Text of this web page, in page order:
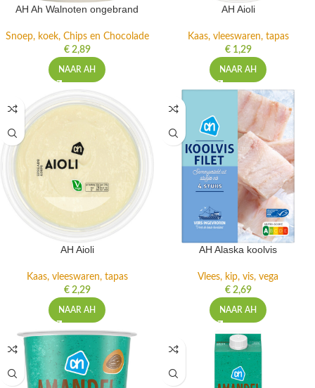
AH Ah Walnoten ongebrand
Snoep, koek, Chips en Chocolade
€2,89
NAAR AH
AH Aioli
Kaas, vleeswaren, tapas
€1,29
NAAR AH
AH Aioli
Kaas, vleeswaren, tapas
€2,29
NAAR AH
AH Alaska koolvis
Vlees, kip, vis, vega
€2,69
NAAR AH